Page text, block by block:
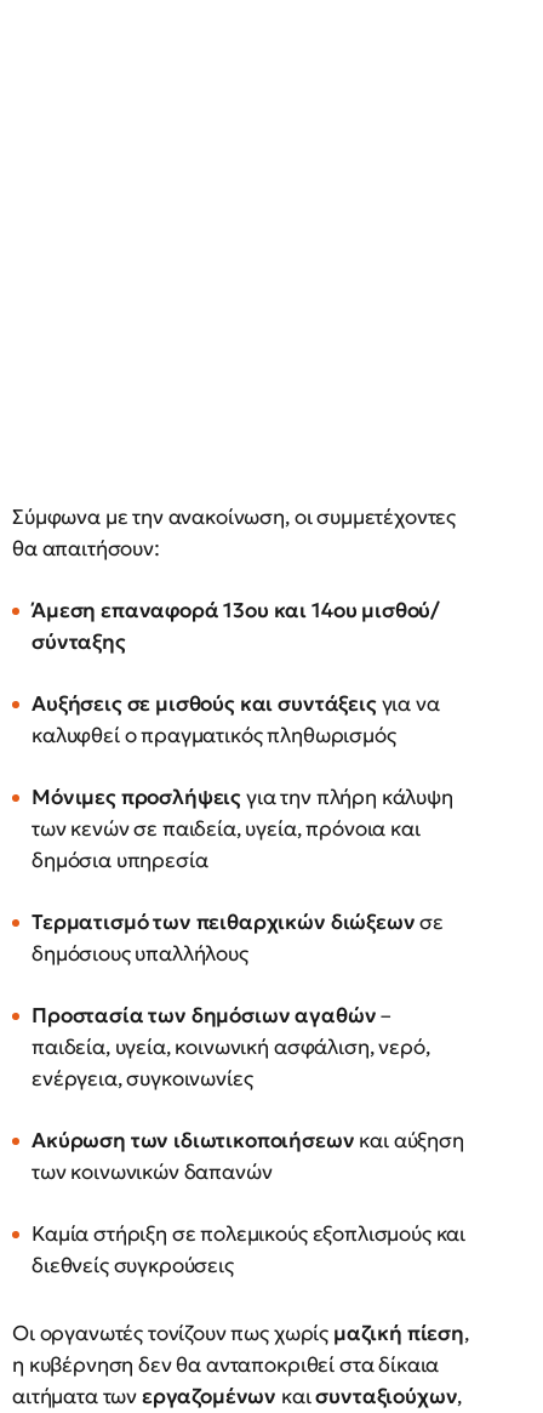
Σύμφωνα με την ανακοίνωση, οι συμμετέχοντες
θα απαιτήσουν:
Άμεση επαναφορά 13ου και 14ου μισθού/
σύνταξης
Αυξήσεις σε μισθούς και συντάξειςγια να
καλυφθεί ο πραγματικός πληθωρισμός
Μόνιμες προσλήψειςγια την πλήρη κάλυψη
των κενών σε παιδεία, υγεία, πρόνοια και
δημόσια υπηρεσία
Τερματισμό των πειθαρχικών διώξεωνσε
δημόσιους υπαλλήλους
Προστασία των δημόσιων αγαθών–
παιδεία, υγεία, κοινωνική ασφάλιση, νερό,
ενέργεια, συγκοινωνίες
Ακύρωση των ιδιωτικοποιήσεων και αύξηση
των κοινωνικών δαπανών
Καμία στήριξη σε πολεμικούς εξοπλισμούς και
διεθνείς συγκρούσεις
Οι οργανωτές τονίζουν πως χωρίς μαζική πίεση,
η κυβέρνηση δεν θα ανταποκριθεί στα δίκαια
αιτήματα τωνεργαζομένων καισυνταξιούχων,